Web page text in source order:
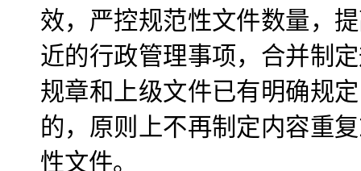
效，严控规范性文件数量，
近的行政管理事项，合并制
规章和上级文件已有明确规
的，原则上不再制定内容重
性文件。